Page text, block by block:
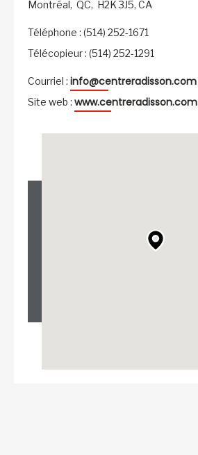
Montréal, QC, H2K 3J5, CA
Téléphone : (514) 252-1671
Télécopieur : (514) 252-1291
Courriel : info@centreradisson.com
Site web : www.centreradisson.com